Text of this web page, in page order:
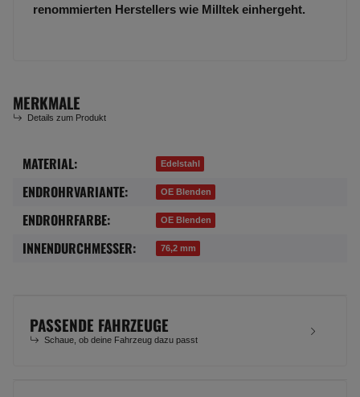
renommierten Herstellers wie Milltek einhergeht.
MERKMALE
Details zum Produkt
Produkteigenschaft
Wert
MATERIAL: Edelstahl
ENDROHRVARIANTE: OE Blenden
ENDROHRFARBE: OE Blenden
INNENDURCHMESSER: 76,2 mm
PASSENDE FAHRZEUGE
Schaue, ob deine Fahrzeug dazu passt